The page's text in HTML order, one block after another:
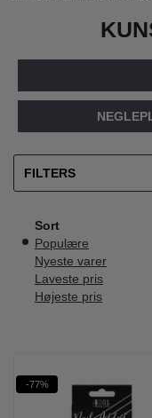
FILTERS
Sort
Populære
Nyeste varer
Laveste pris
Højeste pris
-77%